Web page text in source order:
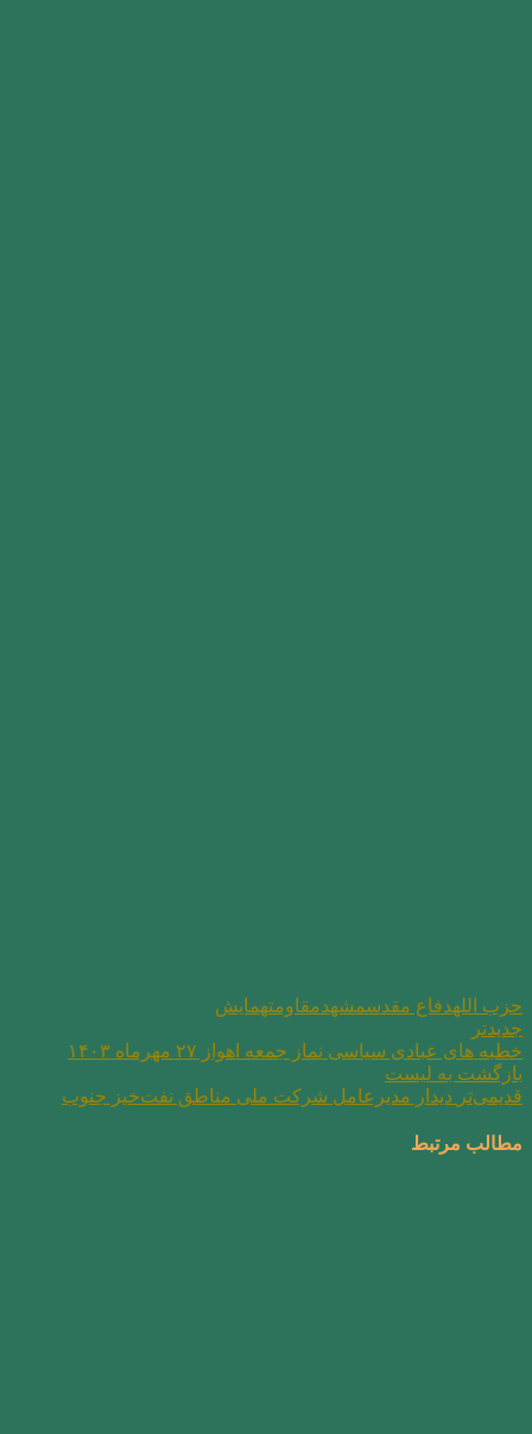
حزب اللهدفاع مقدسمشهدمقاومتهمایش
جدیدتر
خطبه های عبادی سیاسی نماز جمعه اهواز ۲۷ مهرماه ۱۴۰۳
بازگشت به لیست
قدیمی‌تر دیدار مدیرعامل شرکت ملی مناطق نفت‌خیز جنوب
مطالب مرتبط